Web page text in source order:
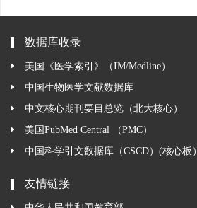
数据库收录
美国《医学索引》（IM/Medline）
中国生物医学文献数据库
中文核心期刊要目总览（北大核心）
美国PubMed Central （PMC）
中国科学引文数据库（CSCD）(核心板）
友情链接